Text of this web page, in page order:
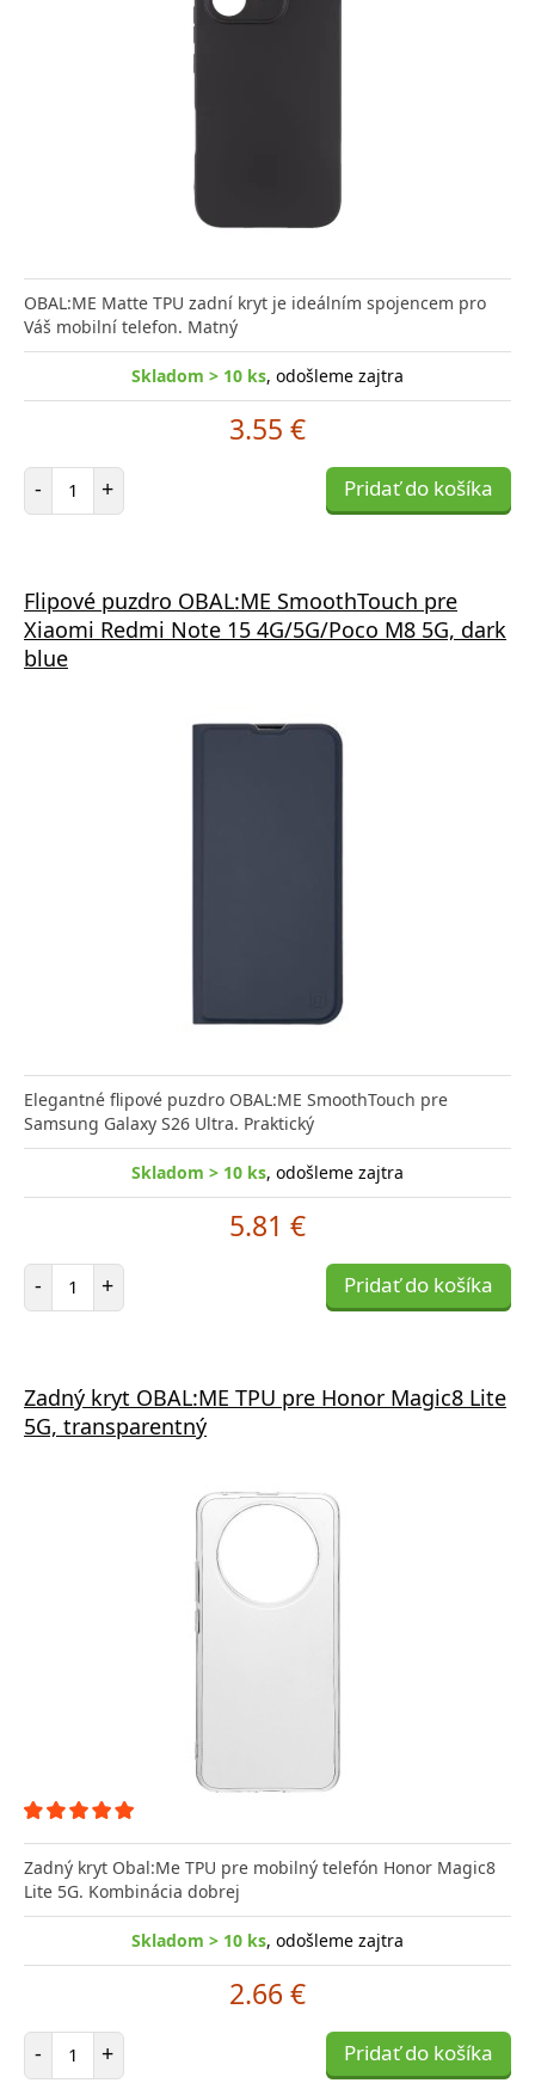
OBAL:ME Matte TPU zadní kryt je ideálním spojencem pro
Váš mobilní telefon. Matný
Skladom > 10 ks, odošleme zajtra
3.55 €
- Počet položiek
+ Pridať do košíka
Flipové puzdro OBAL:ME SmoothTouch pre
Xiaomi Redmi Note 15 4G/5G/Poco M8 5G, dark
blue
Elegantné flipové puzdro OBAL:ME SmoothTouch pre
Samsung Galaxy S26 Ultra. Praktický
Skladom > 10 ks, odošleme zajtra
5.81 €
- Počet položiek
+ Pridať do košíka
Zadný kryt OBAL:ME TPU pre Honor Magic8 Lite
5G, transparentný
Zadný kryt Obal:Me TPU pre mobilný telefón Honor Magic8
Lite 5G. Kombinácia dobrej
Skladom > 10 ks, odošleme zajtra
2.66 €
- Počet položiek
+ Pridať do košíka